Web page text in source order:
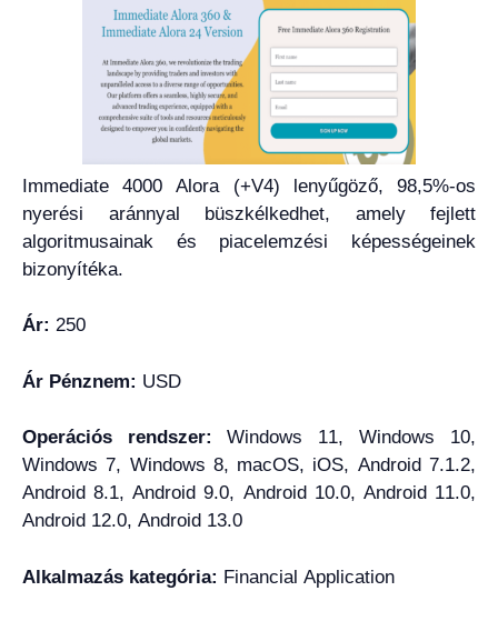
Immediate 4000 Alora (+V4) lenyűgöző, 98,5%-os
nyerési aránnyal büszkélkedhet, amely fejlett
algoritmusainak és piacelemzési képességeinek
bizonyítéka.
Ár: 250
Ár Pénznem: USD
Operációs rendszer: Windows 11, Windows 10,
Windows 7, Windows 8, macOS, iOS, Android 7.1.2,
Android 8.1, Android 9.0, Android 10.0, Android 11.0,
Android 12.0, Android 13.0
Alkalmazás kategória: Financial Application